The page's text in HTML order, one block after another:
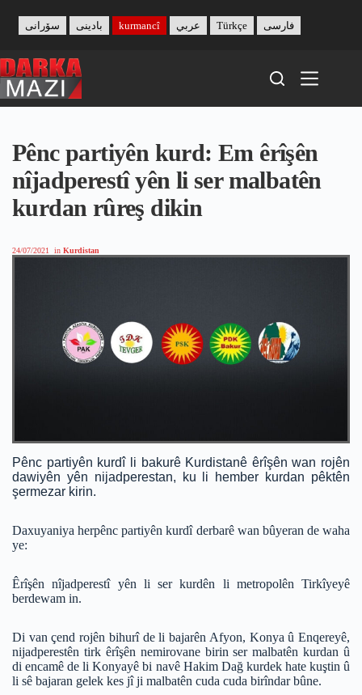
content
بادینی سۆرانی kurmancî عربي Türkçe فارسی
Pênc partiyên kurd: Em êrîşên
nîjadperestî yên li ser malbatên
kurdan rûreş dikin
24/07/2021 in Kurdistan
Pênc partiyên kurdî li bakurê Kurdistanê êrîşên wan rojên
dawiyên yên nijadperestan, ku li hember kurdan pêktên
şermezar kirin.
Daxuyaniya herpênc partiyên kurdî derbarê wan bûyeran de waha
ye:
Êrîşên nîjadperestî yên li ser kurdên li metropolên Tirkîyeyê
berdewam in.
Di van çend rojên bihurî de li bajarên Afyon, Konya û Enqereyê,
nijadperestên tirk êrîşên nemirovane birin ser malbatên kurdan û
di encamê de li Konyayê bi navê Hakim Dağ kurdek hate kuştin û
li sê bajaran gelek kes jî ji malbatên cuda cuda birîndar bûne.